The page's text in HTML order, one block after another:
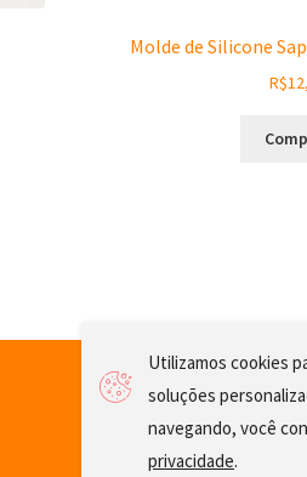
Molde de Silicone
R$
Utilizamos cookies
soluções
navegando, você
privacidade.